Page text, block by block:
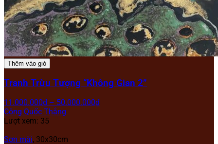
Thêm vào giỏ
Tranh Trừu Tượng “Không Gian 2”
11.000.000₫ – 50.000.000₫
Công Quốc Thắng
Lượt xem: 35
Sơn mài, 30x30cm